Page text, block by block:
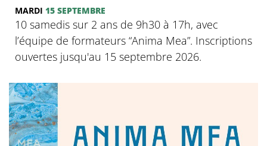
MARDI 15 SEPTEMBRE
10 samedis sur 2 ans de 9h30 à 17h, avec
l’équipe de formateurs “Anima Mea”. Inscriptions
ouvertes jusqu'au 15 septembre 2026.